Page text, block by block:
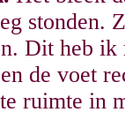
stonden.
Dit heb ik
de voet
ruimte in